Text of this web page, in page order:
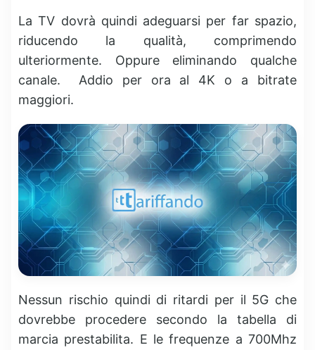
La TV dovrà quindi adeguarsi per far spazio,
riducendo la qualità, comprimendo
ulteriormente. Oppure eliminando qualche
canale. Addio per ora al 4K o a bitrate
maggiori.
Nessun rischio quindi di ritardi per il 5G che
dovrebbe procedere secondo la tabella di
marcia prestabilita. E le frequenze a 700Mhz